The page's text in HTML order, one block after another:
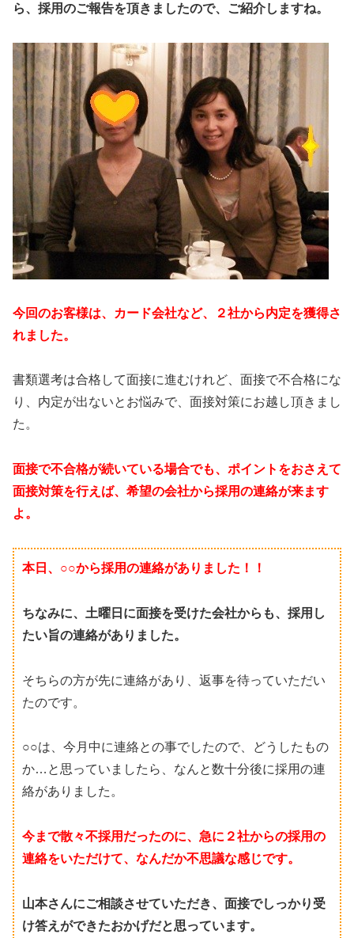
ら、採用のご報告を頂きましたので、ご紹介しますね。
今回のお客様は、カード会社など、２社から内定を獲得さ
れました。
書類選考は合格して面接に進むけれど、面接で不合格にな
り、内定が出ないとお悩みで、面接対策にお越し頂きまし
た。
面接で不合格が続いている場合でも、ポイントをおさえて
面接対策を行えば、希望の会社から採用の連絡が来ます
よ。
本日、○○から採用の連絡がありました！！
ちなみに、土曜日に面接を受けた会社からも、採用し
たい旨の連絡がありました。
そちらの方が先に連絡があり、返事を待っていただい
たのです。
○○は、今月中に連絡との事でしたので、どうしたもの
か…と思っていましたら、なんと数十分後に採用の連
絡がありました。
今まで散々不採用だったのに、急に２社からの採用の
連絡をいただけて、なんだか不思議な感じです。
山本さんにご相談させていただき、面接でしっかり受
け答えができたおかげだと思っています。